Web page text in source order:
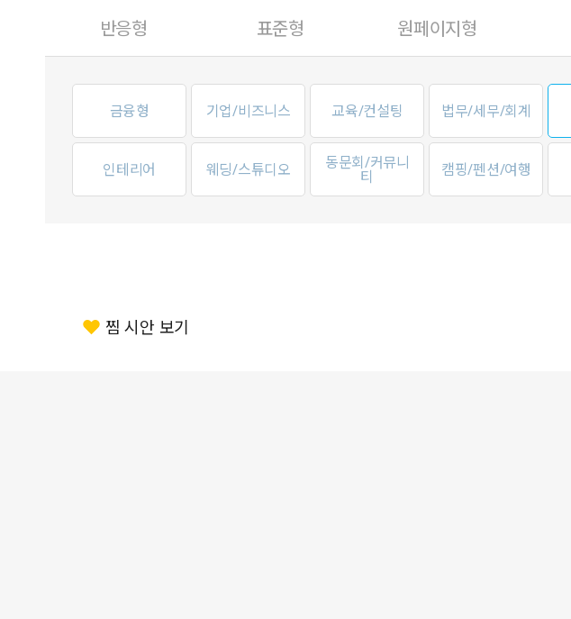
반응형 표준형 원페이지형
금융형 기업/비즈니스 교육/컨설팅 법무/세무/회계
인테리어 웨딩/스튜디오 동문회/커뮤니
티 캠핑/펜션/여행
찜 시안 보기